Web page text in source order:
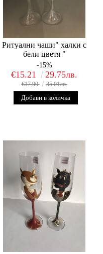
Ритуални чаши" халки с
бели цветя "
-15%
€15.21 29.75лв.
€17.90 35.01лв.